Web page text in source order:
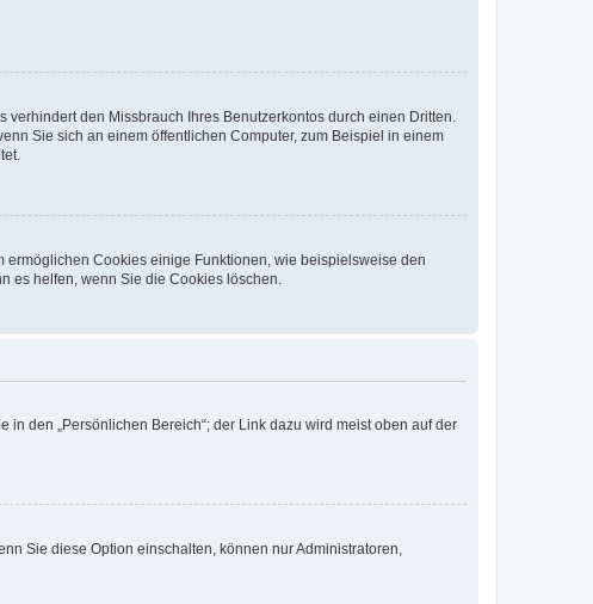
den Missbrauch Ihres Benutzerkontos durch einen Dritten.
Sie sich an einem öffentlichen Computer, zum Beispiel in einem
ermöglichen Cookies einige Funktionen, wie beispielsweise den
es helfen, wenn Sie die Cookies löschen.
den „Persönlichen Bereich“; der Link dazu wird meist oben auf der
Sie diese Option einschalten, können nur Administratoren,